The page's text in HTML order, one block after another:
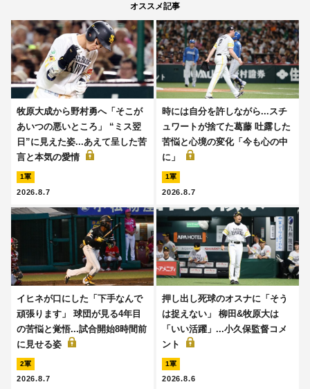
オススメ記事
牧原大成から野村勇へ「そこが
あいつの悪いところ」 “ミス翌
日”に見えた姿...あえて呈した苦
言と本気の愛情
1軍
2026.8.7
時には自分を許しながら...スチ
ュワートが捨てた葛藤 吐露した
苦悩と心境の変化「今も心の中
に」
1軍
2026.8.7
イヒネが口にした「下手なんで
頑張ります」 球団が見る4年目
の苦悩と覚悟...試合開始8時間前
に見せる姿
2軍
2026.8.7
押し出し死球のオスナに「そう
は捉えない」 柳田&牧原大は
「いい活躍」...小久保監督コメ
ント
1軍
2026.8.6